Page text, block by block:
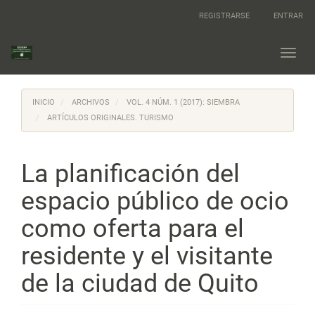
principal
Barra
lateral
REGISTRARSE ENTRAR
INICIO ARCHIVOS
VOL. 4 NÚM. 1 (2017): SIEMBRA
ARTÍCULOS ORIGINALES. TURISMO
La planificación del
espacio público de ocio
como oferta para el
residente y el visitante
de la ciudad de Quito